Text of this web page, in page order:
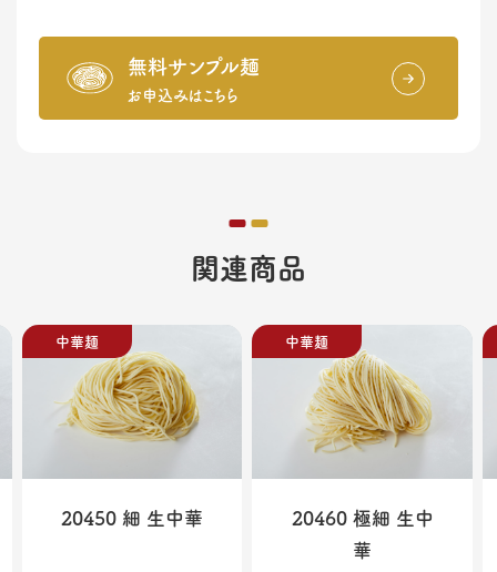
無料サンプル麺
お申込みはこちら
関連商品
中華麺
20450 細 生中華
中華麺
20460 極細 生中
華